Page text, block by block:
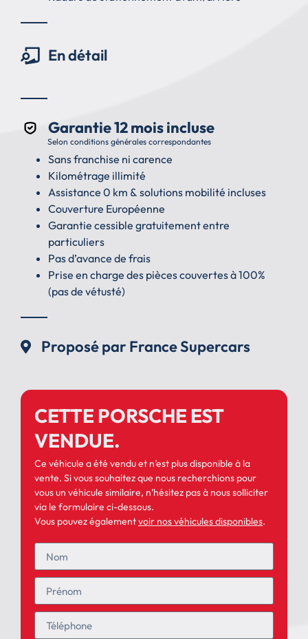
En détail
Garantie 12 mois incluse
Selon conditions générales correspondantes
Sans franchise ni carence
Kilométrage illimité
Assistance 0 km & solutions mobilité incluses
Couverture Européenne
Garantie cessible gratuitement entre
particuliers
Pas d’avance de frais
Prise en charge des pièces couvertes à 100%
(pas de vétusté)
Proposé par France Supercars
CETTE PORSCHE EST
VENDUE.
Ce véhicule a été vendu et n’est plus disponible à la
vente. Si vous souhaitez que nous recherchions pour
vous un véhicule similaire, n’hésitez pas à nous solliciter
via le formulaire ci-dessous.
Vous pouvez égalementvoir nos véhicules disponibles.